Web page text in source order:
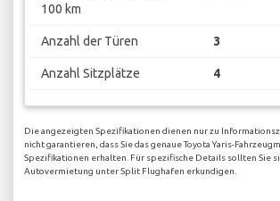
100 km
Anzahl der Türen 3
Anzahl Sitzplätze 4
Die angezeigten Spezifikationen dienen nur zu
nicht garantieren, dass Sie das genaue Toyota Yaris-
Spezifikationen erhalten. Für spezifische Details sollten Sie
Autovermietung unter Split Flughafen erkundigen.